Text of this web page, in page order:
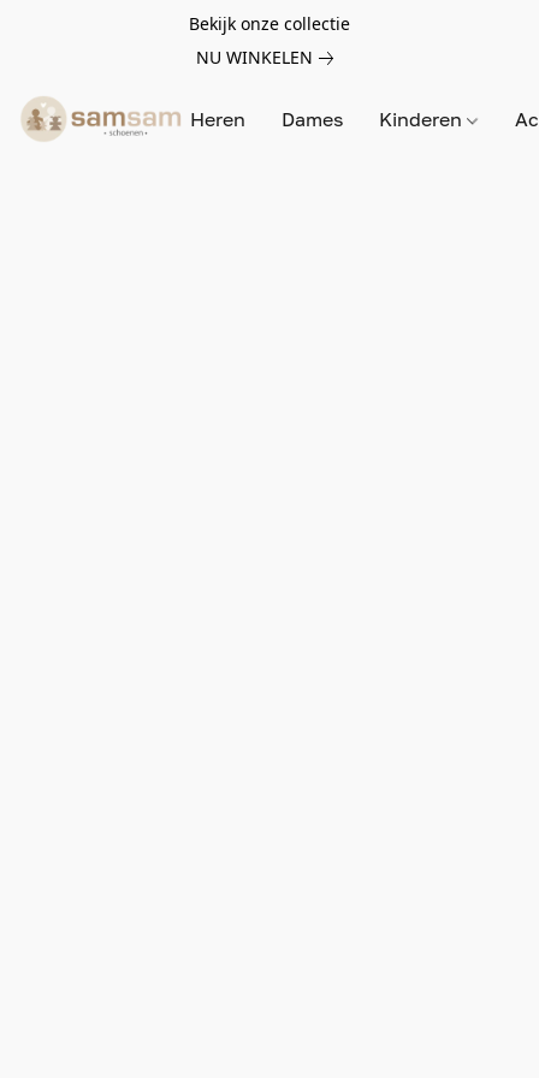
Bekijk onze collectie
NU WINKELEN
Heren Dames Kinderen